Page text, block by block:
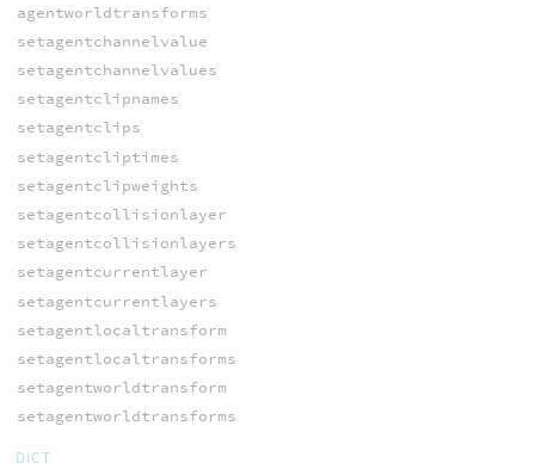
agentworldtransforms
setagentchannelvalue
setagentchannelvalues
setagentclipnames
setagentclips
setagentcliptimes
setagentclipweights
setagentcollisionlayer
setagentcollisionlayers
setagentcurrentlayer
setagentcurrentlayers
setagentlocaltransform
setagentlocaltransforms
setagentworldtransform
setagentworldtransforms
DICT